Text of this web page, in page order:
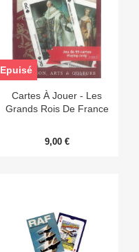
Cartes À Jouer - Les
Grands Rois De France
9,00 €
Epuisé